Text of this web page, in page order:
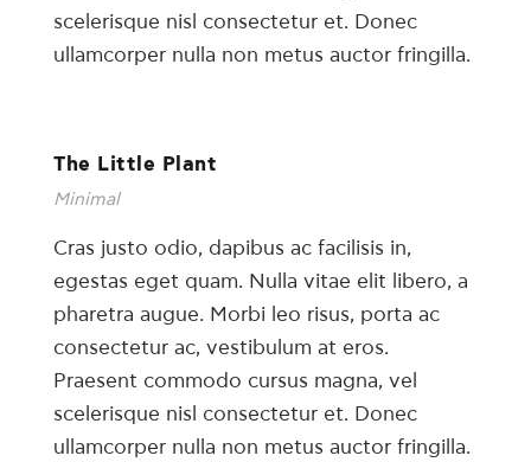
scelerisque nisl consectetur et. Donec
ullamcorper nulla non metus auctor fringilla.
The Little Plant
Minimal
Cras justo odio, dapibus ac facilisis in,
egestas eget quam. Nulla vitae elit libero, a
pharetra augue. Morbi leo risus, porta ac
consectetur ac, vestibulum at eros.
Praesent commodo cursus magna, vel
scelerisque nisl consectetur et. Donec
ullamcorper nulla non metus auctor fringilla.